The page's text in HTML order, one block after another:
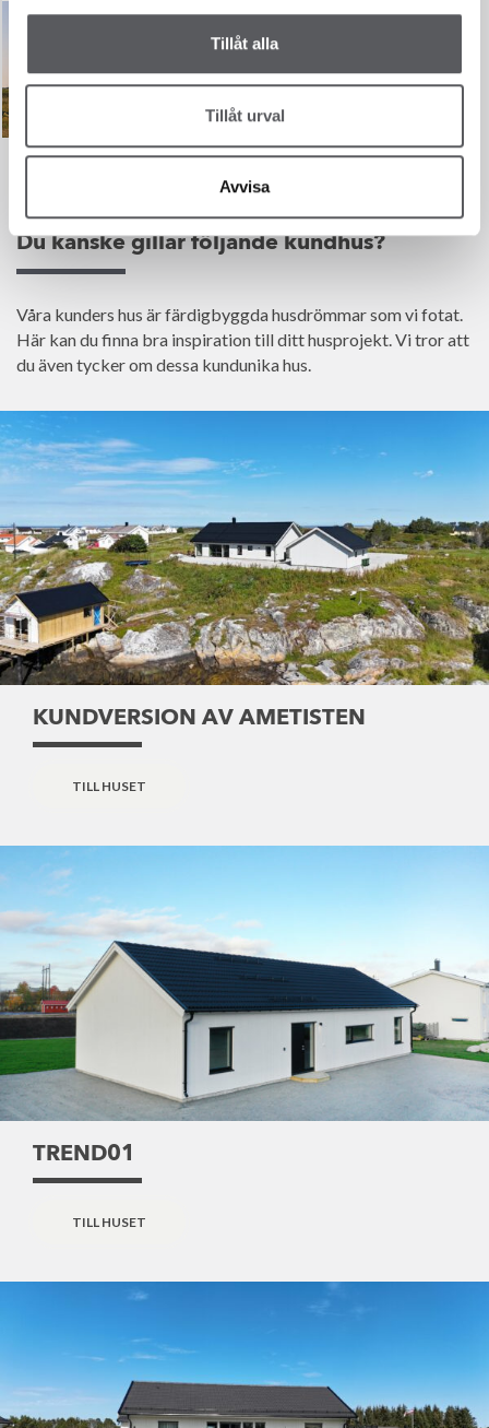
Tillåt alla
Tillåt urval
Avvisa
Du kanske gillar följande kundhus?
Våra kunders hus är färdigbyggda husdrömmar som vi fotat.
Här kan du finna bra inspiration till ditt husprojekt. Vi tror att
du även tycker om dessa kundunika hus.
KUNDVERSION AV AMETISTEN
TILL HUSET
TREND01
TILL HUSET